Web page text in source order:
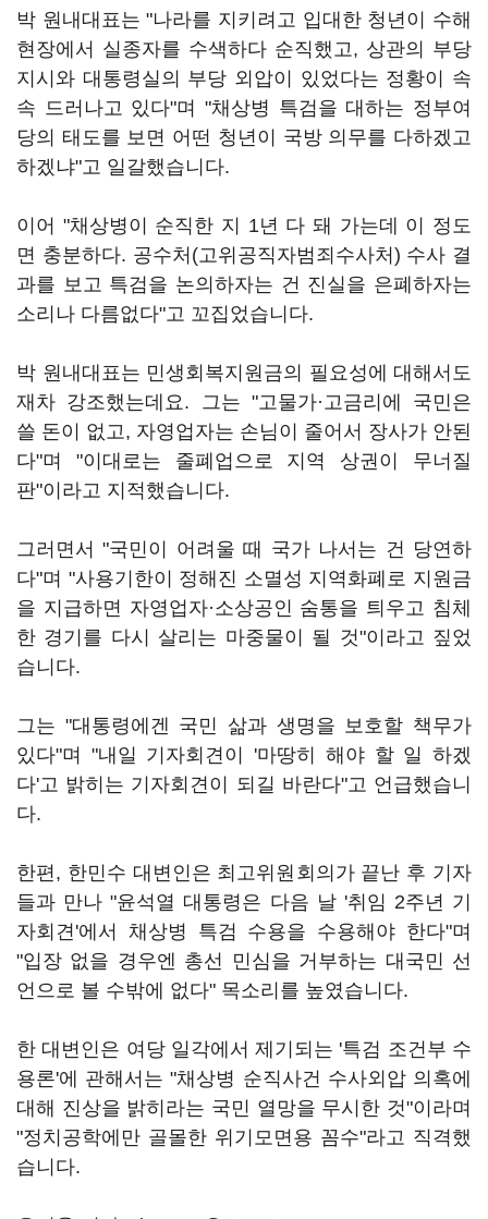
박 원내대표는 "나라를 지키려고 입대한 청년이 수해
현장에서 실종자를 수색하다 순직했고, 상관의 부당
지시와 대통령실의 부당 외압이 있었다는 정황이 속
속 드러나고 있다"며 "채상병 특검을 대하는 정부여
당의 태도를 보면 어떤 청년이 국방 의무를 다하겠고
하겠냐"고 일갈했습니다.
이어 "채상병이 순직한 지 1년 다 돼 가는데 이 정도
면 충분하다. 공수처(고위공직자범죄수사처) 수사 결
과를 보고 특검을 논의하자는 건 진실을 은폐하자는
소리나 다름없다"고 꼬집었습니다.
박 원내대표는 민생회복지원금의 필요성에 대해서도
재차 강조했는데요. 그는 "고물가·고금리에 국민은
쓸 돈이 없고, 자영업자는 손님이 줄어서 장사가 안된
다"며 "이대로는 줄폐업으로 지역 상권이 무너질
판"이라고 지적했습니다.
그러면서 "국민이 어려울 때 국가 나서는 건 당연하
다"며 "사용기한이 정해진 소멸성 지역화폐로 지원금
을 지급하면 자영업자·소상공인 숨통을 틔우고 침체
한 경기를 다시 살리는 마중물이 될 것"이라고 짚었
습니다.
그는 "대통령에겐 국민 삶과 생명을 보호할 책무가
있다"며 "내일 기자회견이 '마땅히 해야 할 일 하겠
다'고 밝히는 기자회견이 되길 바란다"고 언급했습니
다.
한편, 한민수 대변인은 최고위원회의가 끝난 후 기자
들과 만나 "윤석열 대통령은 다음 날 '취임 2주년 기
자회견'에서 채상병 특검 수용을 수용해야 한다"며
"입장 없을 경우엔 총선 민심을 거부하는 대국민 선
언으로 볼 수밖에 없다" 목소리를 높였습니다.
한 대변인은 여당 일각에서 제기되는 '특검 조건부 수
용론'에 관해서는 "채상병 순직사건 수사외압 의혹에
대해 진상을 밝히라는 국민 열망을 무시한 것"이라며
"정치공학에만 골몰한 위기모면용 꼼수"라고 직격했
습니다.